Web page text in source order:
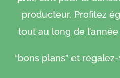
producteur. Profitez
tout au long de
“bons plans” et